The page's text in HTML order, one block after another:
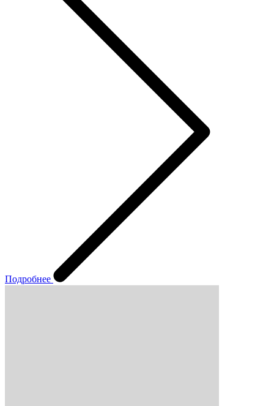
Подробнее